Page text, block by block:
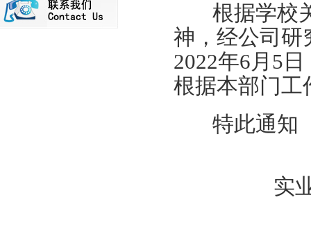
根据学校关
神，经公司研
2022年6月5
根据本部门工
特此通知
实业公